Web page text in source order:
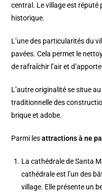
central. Le village est
historique.
L’une des particularités du
pavées. Cela permet le
de rafraîchir l’air et
L’autre originalité se situe
traditionnelle des
brique et adobe.
Parmi lesattractions à ne
La cathédrale de Santa
cathédrale est l’un des
village. Elle présente un